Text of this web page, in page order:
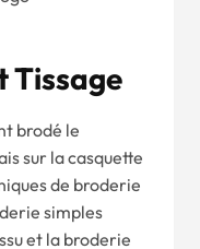
Tissage
brodé le
sur la casquette
de broderie
simples
et la broderie